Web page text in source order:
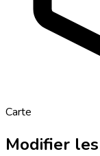
Carte
Modifier